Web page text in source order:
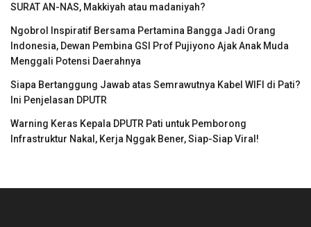
SURAT AN-NAS, Makkiyah atau madaniyah?
Ngobrol Inspiratif Bersama Pertamina Bangga Jadi Orang
Indonesia, Dewan Pembina GSI Prof Pujiyono Ajak Anak Muda
Menggali Potensi Daerahnya
Siapa Bertanggung Jawab atas Semrawutnya Kabel WIFI di Pati?
Ini Penjelasan DPUTR
Warning Keras Kepala DPUTR Pati untuk Pemborong
Infrastruktur Nakal, Kerja Nggak Bener, Siap-Siap Viral!